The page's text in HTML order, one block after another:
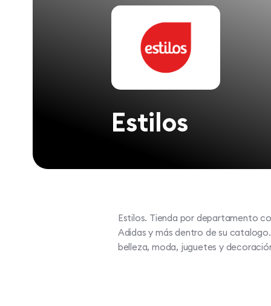
Estilos
Estilos. Tienda por departamento
Adidas y más dentro de su
belleza, moda, juguetes y